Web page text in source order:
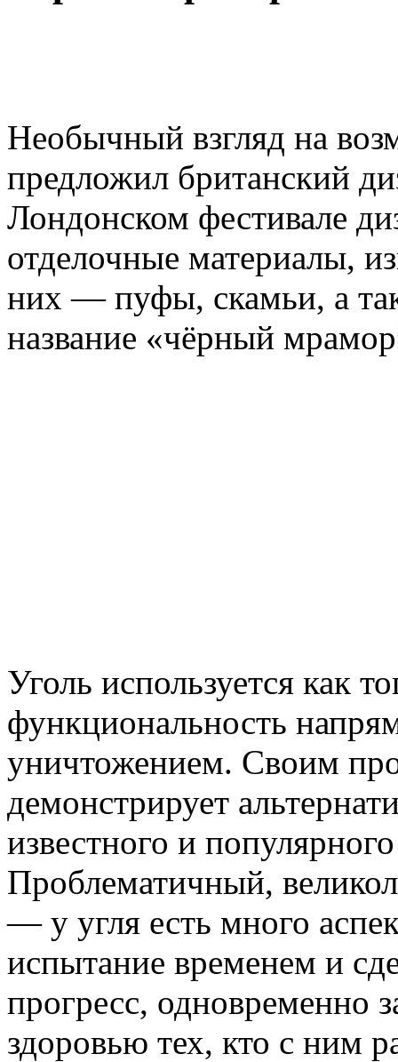
Необычный взгляд на
предложил британский
Лондонском фестивале
отделочные материалы,
них — пуфы, скамьи, а
название «чёрный
Уголь используется как
функциональность
уничтожением. Своим
демонстрирует
известного и
Проблематичный,
— у угля есть много
испытание временем и
прогресс, одновременно
здоровью тех, кто с ним